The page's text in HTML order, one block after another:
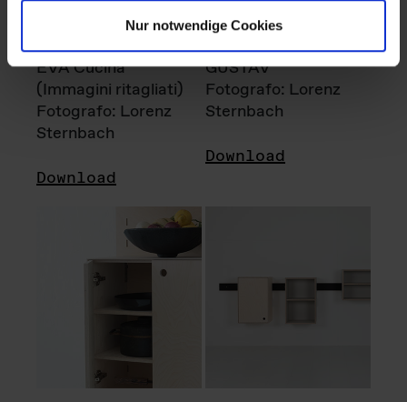
Nur notwendige Cookies
EVA Cucina
(Immagini ritagliati)
Fotografo: Lorenz
Sternbach
Download
GUSTAV
Fotografo: Lorenz
Sternbach
Download